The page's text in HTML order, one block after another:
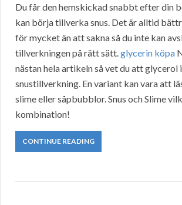
Du får den hemskickad snabbt efter din
kan börja tillverka snus. Det är alltid
för mycket än att sakna så du inte kan
tillverkningen på rätt sätt. glycerin köpa
nästan hela artikeln så vet du att glycerol
snustillverkning. En variant kan vara att
slime eller såpbubblor. Snus och Slime
kombination!
CONTINUE READING